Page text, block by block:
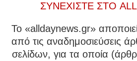
ΣΥΝΕΧΙΣΤΕ ΣΤΟ
To «alldaynews.gr»
από τις αναδημοσιεύσεις
σελίδων, για τα οποία